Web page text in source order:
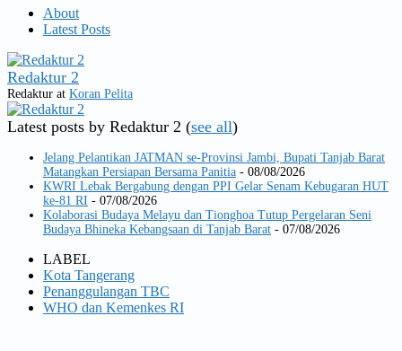
About
Latest Posts
Redaktur 2
Redaktur at Koran Pelita
Latest posts by Redaktur 2 (see all)
Jelang Pelantikan JATMAN se-Provinsi Jambi, Bupati Tanjab Barat
Matangkan Persiapan Bersama Panitia - 08/08/2026
KWRI Lebak Bergabung dengan PPI Gelar Senam Kebugaran HUT
ke-81 RI - 07/08/2026
Kolaborasi Budaya Melayu dan Tionghoa Tutup Pergelaran Seni
Budaya Bhineka Kebangsaan di Tanjab Barat - 07/08/2026
LABEL
Kota Tangerang
Penanggulangan TBC
WHO dan Kemenkes RI